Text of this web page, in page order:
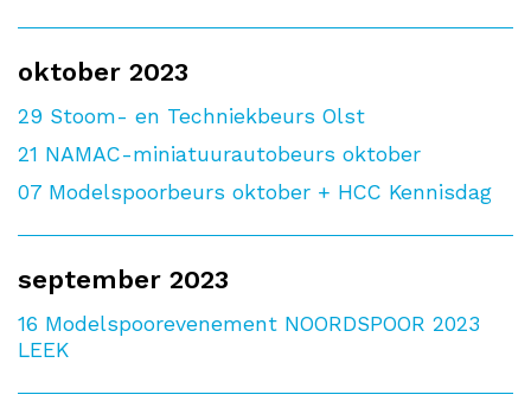
oktober 2023
29 Stoom- en Techniekbeurs Olst
21 NAMAC-miniatuurautobeurs oktober
07 Modelspoorbeurs oktober + HCC Kennisdag
september 2023
16 Modelspoorevenement NOORDSPOOR 2023
LEEK